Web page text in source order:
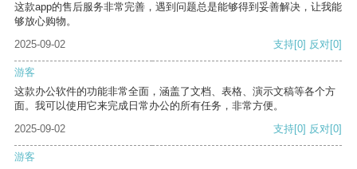
这款app的售后服务非常完善，遇到问题总是能够得到妥善解决，让我能
够放心购物。
2025-09-02
支持[0] 反对[0]
游客
这款办公软件的功能非常全面，涵盖了文档、表格、演示文稿等各个方
面。我可以使用它来完成日常办公的所有任务，非常方便。
2025-09-02
支持[0] 反对[0]
游客